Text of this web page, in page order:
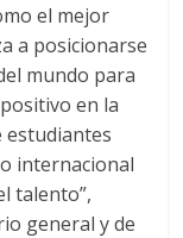
el mejor
a posicionarse
mundo para
en la
estudiantes
internacional
talento”,
general y de